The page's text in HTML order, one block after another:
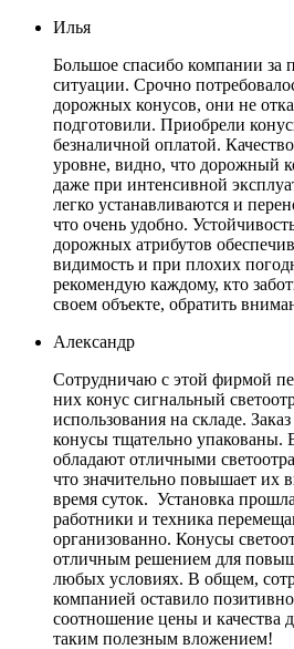
Илья
Большое спасибо компании за
ситуации. Срочно
дорожных конусов, они не
подготовили. Приобрели
безналичной оплатой.
уровне, видно, что дорожный
даже при интенсивной
легко устанавливаются и
что очень удобно.
дорожных атрибутов
видимость и при плохих
рекомендую каждому, кто
своем объекте, обратить
Александр
Сотрудничаю с этой фирмой
них конус сигнальный
использования на складе.
конусы тщательно упакованы.
обладают отличными
что значительно повышает их
время суток. Установка
работники и техника
организованно. Конусы
отличным решением для
любых условиях. В общем,
компанией оставило
соотношение цены и качества
таким полезным вложением!